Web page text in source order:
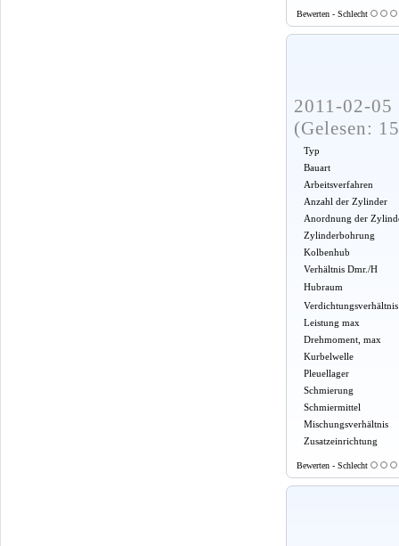
Bewerten - Schlecht
2011-02-
(Gelesen:
Typ
Bauart
Arbeitsverfahren
Anzahl der Zylinder
Anordnung der
Zylinderbohrung
Kolbenhub
Verhältnis Dmr./H
Hubraum
Verdichtungsverhältnis
Leistung max
Drehmoment, max
Kurbelwelle
Pleuellager
Schmierung
Schmiermittel
Mischungsverhältnis
Zusatzeinrichtung
Bewerten - Schlecht